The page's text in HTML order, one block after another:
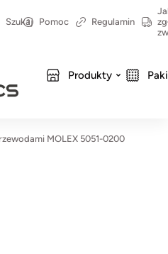
Szukaj Pomoc Regulamin
Produkty
MOLEX 5051-0200